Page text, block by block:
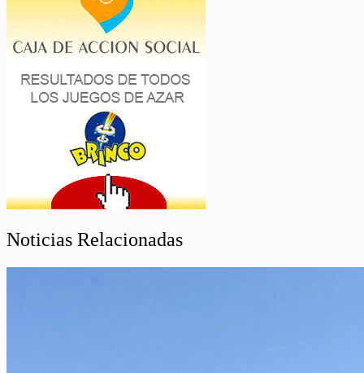
Noticias Relacionadas